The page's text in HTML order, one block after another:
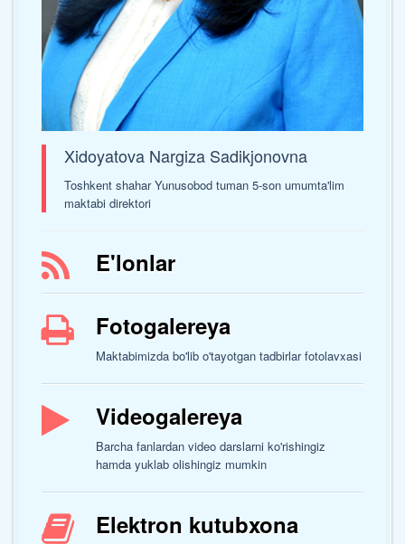
Xidoyatova Nargiza Sadikjonovna
Toshkent shahar Yunusobod tuman 5-son umumta'lim
maktabi direktori
E'lonlar
Fotogalereya
Maktabimizda bo'lib o'tayotgan tadbirlar fotolavxasi
Videogalereya
Barcha fanlardan video darslarni ko'rishingiz
hamda yuklab olishingiz mumkin
Elektron kutubxona